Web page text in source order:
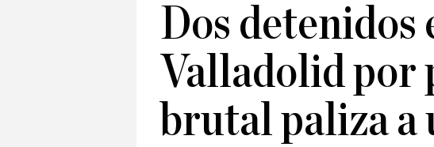
Dos detenidos
Valladolid por
brutal paliza a